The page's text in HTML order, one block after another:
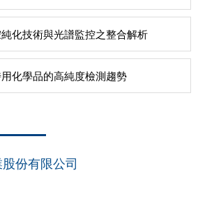
化技術與光譜監控之整合解析
化學品的高純度檢測趨勢
份有限公司